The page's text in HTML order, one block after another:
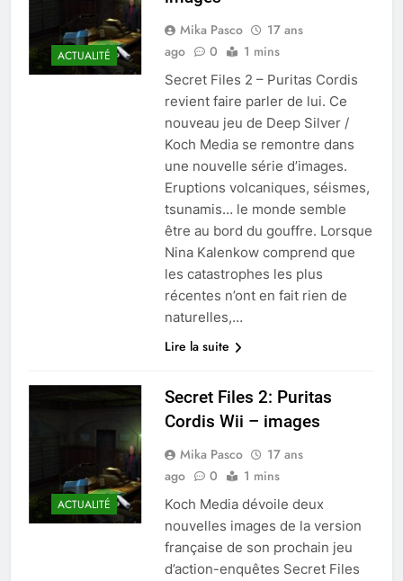
ACTUALITÉ
Mika Pasco
17 ans
ago
0 1 mins
Secret Files 2 – Puritas Cordis
revient faire parler de lui. Ce
nouveau jeu de Deep Silver /
Koch Media se remontre dans
une nouvelle série d’images.
Eruptions volcaniques, séismes,
tsunamis… le monde semble
être au bord du gouffre. Lorsque
Nina Kalenkow comprend que
les catastrophes les plus
récentes n’ont en fait rien de
naturelles,…
Lire la suite
ACTUALITÉ
Secret Files 2: Puritas
Cordis Wii – images
Mika Pasco
17 ans
ago
0 1 mins
Koch Media dévoile deux
nouvelles images de la version
française de son prochain jeu
d’action-enquêtes Secret Files